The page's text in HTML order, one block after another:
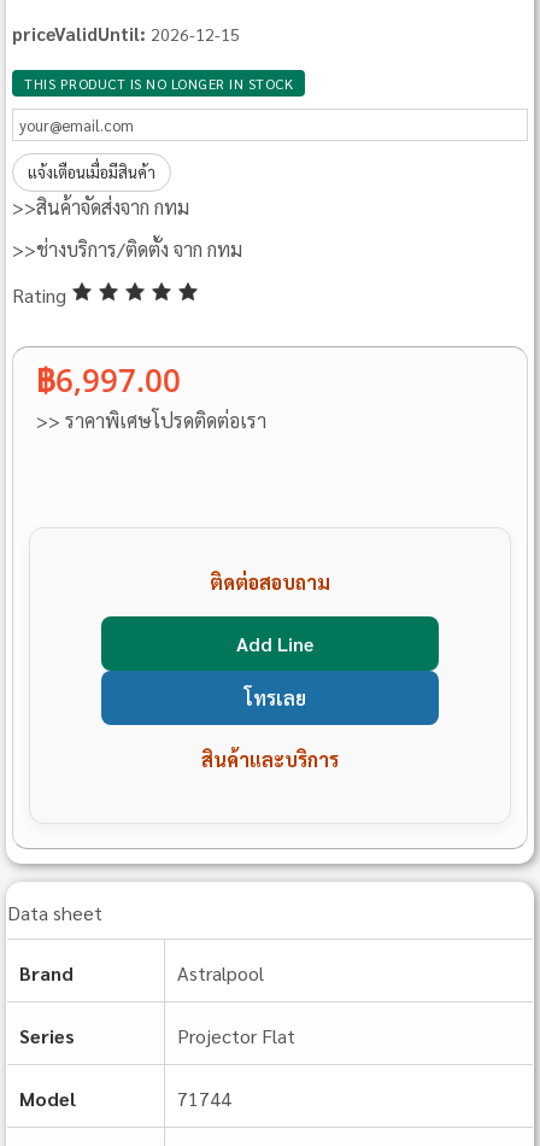
priceValidUntil: 2026-12-15
THIS PRODUCT IS NO LONGER IN STOCK
แจ้งเตือนเมื่อมีสินค้า
>>สินค้าจัดส่งจาก กทม
>>ช่างบริการ/ติดตั้ง จาก กทม
Rating
฿6,997.00
>> ราคาพิเศษโปรดติดต่อเรา
ติดต่อสอบถาม
Add Line
โทรเลย
สินค้าและบริการ
Data sheet
Brand Astralpool
Series Projector Flat
Model 71744